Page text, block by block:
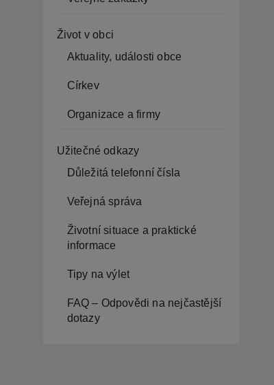
Život v obci
Aktuality, události obce
Církev
Organizace a firmy
Užitečné odkazy
Důležitá telefonní čísla
Veřejná správa
Životní situace a praktické
informace
Tipy na výlet
FAQ – Odpovědi na nejčastější
dotazy